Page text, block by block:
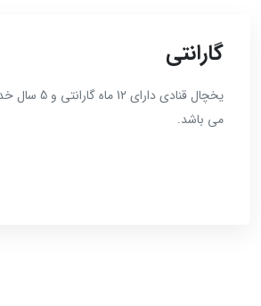
گارانتی
یخچال قنادی
می باشد.